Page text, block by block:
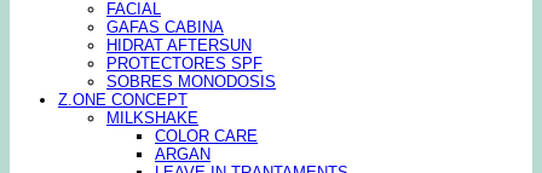
FACIAL
GAFAS CABINA
HIDRAT AFTERSUN
PROTECTORES SPF
SOBRES MONODOSIS
Z.ONE CONCEPT
MILKSHAKE
COLOR CARE
ARGAN